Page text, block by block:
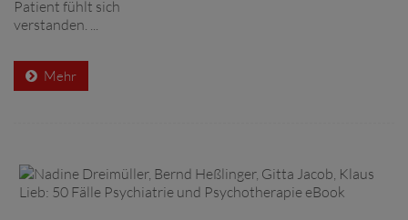
Patient fühlt sich
verstanden. ...
Mehr